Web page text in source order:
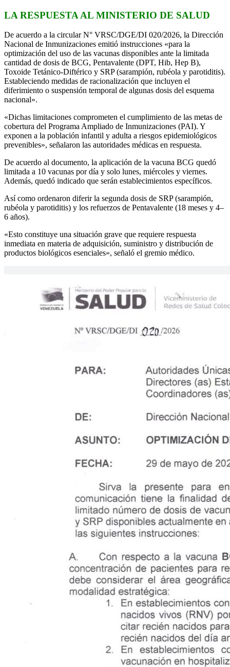
LA RESPUESTA AL MINISTERIO DE SALUD
De acuerdo a la circular N° VRSC/DGE/DI 020/2026, la Dirección
Nacional de Inmunizaciones emitió instrucciones «para la
optimización del uso de las vacunas disponibles ante la limitada
cantidad de dosis de BCG, Pentavalente (DPT, Hib, Hep B),
Toxoide Tetánico-Diftérico y SRP (sarampión, rubéola y parotiditis).
Estableciendo medidas de racionalización que incluyen el
diferimiento o suspensión temporal de algunas dosis del esquema
nacional».
«Dichas limitaciones comprometen el cumplimiento de las metas de
cobertura del Programa Ampliado de Inmunizaciones (PAI). Y
exponen a la población infantil y adulta a riesgos epidemiológicos
prevenibles», señalaron las autoridades médicas en respuesta.
De acuerdo al documento, la aplicación de la vacuna BCG quedó
limitada a 10 vacunas por día y solo lunes, miércoles y viernes.
Además, quedó indicado que serán establecimientos específicos.
Así como ordenaron diferir la segunda dosis de SRP (sarampión,
rubéola y parotiditis) y los refuerzos de Pentavalente (18 meses y 4–
6 años).
«Esto constituye una situación grave que requiere respuesta
inmediata en materia de adquisición, suministro y distribución de
productos biológicos esenciales», señaló el gremio médico.